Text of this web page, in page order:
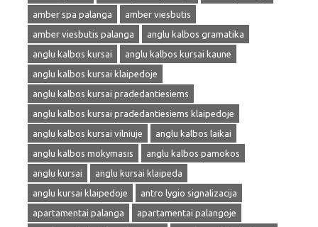
amber spa palanga
amber viesbutis
amber viesbutis palanga
anglu kalbos gramatika
anglu kalbos kursai
anglu kalbos kursai kaune
anglu kalbos kursai klaipedoje
anglu kalbos kursai pradedantiesiems
anglu kalbos kursai pradedantiesiems klaipedoje
anglu kalbos kursai vilniuje
anglu kalbos laikai
anglu kalbos mokymasis
anglu kalbos pamokos
anglu kursai
anglu kursai klaipeda
anglu kursai klaipedoje
antro lygio signalizacija
apartamentai palanga
apartamentai palangoje